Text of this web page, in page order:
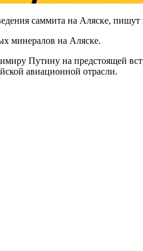
саммита на Аляске,
минералов на Аляске.
Путину на предстоящей
авиационной отрасли.